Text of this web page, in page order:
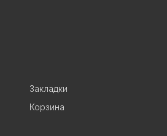
Закладки
Корзина